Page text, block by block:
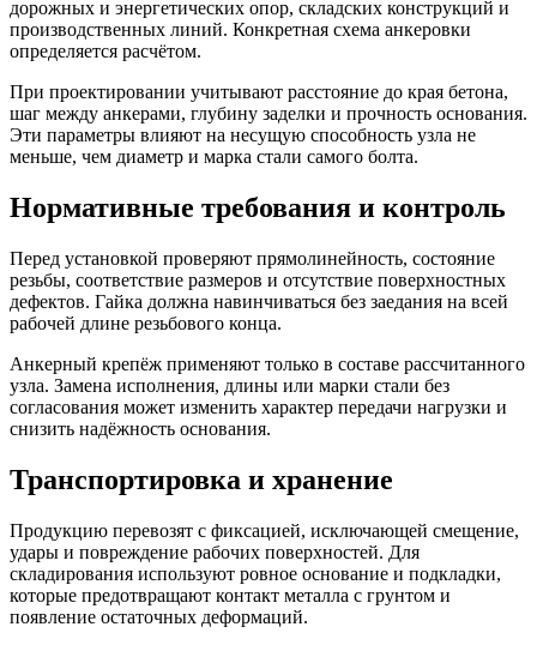
дорожных и энергетических опор, складских конструкций и
производственных линий. Конкретная схема анкеровки
определяется расчётом.
При проектировании учитывают расстояние до края бетона,
шаг между анкерами, глубину заделки и прочность основания.
Эти параметры влияют на несущую способность узла не
меньше, чем диаметр и марка стали самого болта.
Нормативные требования и контроль
Перед установкой проверяют прямолинейность, состояние
резьбы, соответствие размеров и отсутствие поверхностных
дефектов. Гайка должна навинчиваться без заедания на всей
рабочей длине резьбового конца.
Анкерный крепёж применяют только в составе рассчитанного
узла. Замена исполнения, длины или марки стали без
согласования может изменить характер передачи нагрузки и
снизить надёжность основания.
Транспортировка и хранение
Продукцию перевозят с фиксацией, исключающей смещение,
удары и повреждение рабочих поверхностей. Для
складирования используют ровное основание и подкладки,
которые предотвращают контакт металла с грунтом и
появление остаточных деформаций.